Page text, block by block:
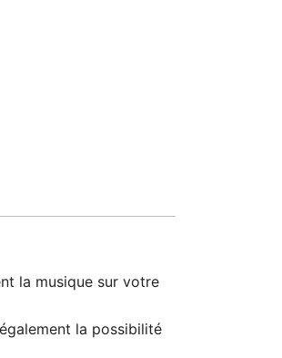
la musique sur votre
la possibilité